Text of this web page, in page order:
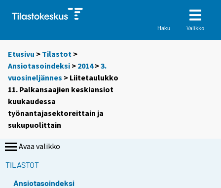
Haku Valikko
Etusivu > Tilastot >
Ansiotasoindeksi > 2014>3.
vuosineljännes > Liitetaulukko
11. Palkansaajien keskiansiot
kuukaudessa
työnantajasektoreittain ja
sukupuolittain
Avaa valikko
TILASTOT
Ansiotasoindeksi